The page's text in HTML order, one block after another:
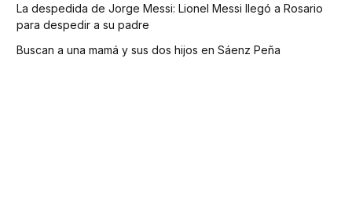
La despedida de Jorge Messi: Lionel Messi llegó a Rosario
para despedir a su padre
Buscan a una mamá y sus dos hijos en Sáenz Peña